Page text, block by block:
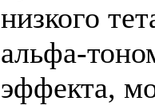
низкого
альфа-
эффекта,